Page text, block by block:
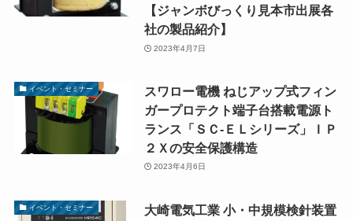
【ジャンボびっくり見本市出展各
社の製品紹介】
2023年4月7日
イベント・セミナー
スワロー電機 ねじアップ式フィン
ガープロテクト端子台搭載電源ト
ランス「ＳＣ-ＥＬシリーズ」ＩＰ
２Ｘの安全保護構造
2023年4月6日
イベント・セミナー 大崎電気工業 小・中規模検針装置